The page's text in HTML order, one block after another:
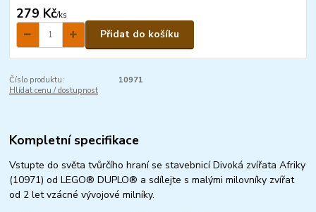
279 Kč/ks
Přidat do košíku
Číslo produktu:
10971
Hlídat cenu / dostupnost
Kompletní specifikace
Vstupte do světa tvůrčího hraní se stavebnicí Divoká zvířata Afriky
(10971) od LEGO® DUPLO® a sdílejte s malými milovníky zvířat
od 2 let vzácné vývojové milníky.